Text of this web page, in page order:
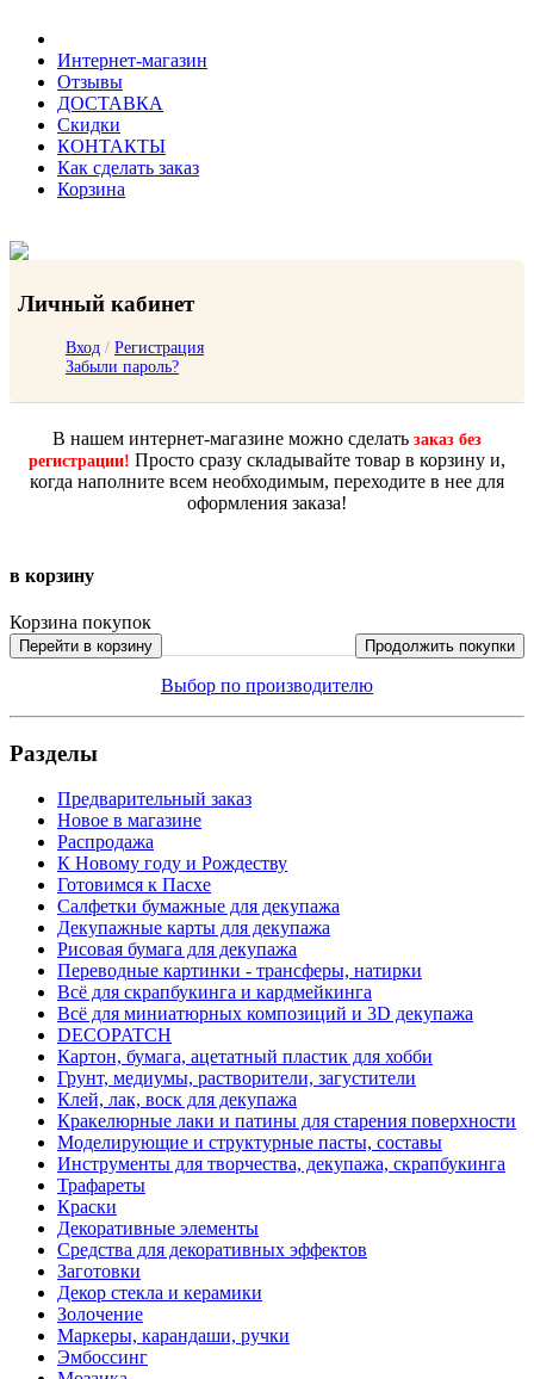
Интернет-магазин
Отзывы
ДОСТАВКА
Скидки
КОНТАКТЫ
Как сделать заказ
Корзина
Личный кабинет
Вход / Регистрация
Забыли пароль?
В нашем интернет-магазине можно сделать заказ без
регистрации! Просто сразу складывайте товар в корзину и,
когда наполните всем необходимым, переходите в нее для
оформления заказа!
в корзину
Корзина покупок
Перейти в корзину Продолжить покупки
Выбор по производителю
Разделы
Предварительный заказ
Новое в магазине
Распродажа
К Новому году и Рождеству
Готовимся к Пасхе
Салфетки бумажные для декупажа
Декупажные карты для декупажа
Рисовая бумага для декупажа
Переводные картинки - трансферы, натирки
Всё для скрапбукинга и кардмейкинга
Всё для миниатюрных композиций и 3D декупажа
DECOPATCH
Картон, бумага, ацетатный пластик для хобби
Грунт, медиумы, растворители, загустители
Клей, лак, воск для декупажа
Кракелюрные лаки и патины для старения поверхности
Моделирующие и структурные пасты, составы
Инструменты для творчества, декупажа, скрапбукинга
Трафареты
Краски
Декоративные элементы
Средства для декоративных эффектов
Заготовки
Декор стекла и керамики
Золочение
Маркеры, карандаши, ручки
Эмбоссинг